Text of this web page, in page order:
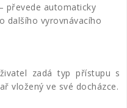
– převede automaticky
dalšího vyrovnávacího
zadá typ přístupu s
vložený ve své docházce.